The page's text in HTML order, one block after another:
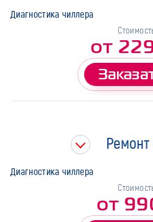
Диагностика чиллера
от
Диагностика чиллера
от